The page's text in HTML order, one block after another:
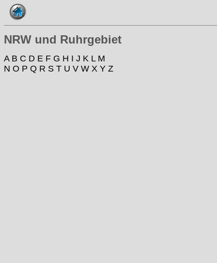
NRW und Ruhrgebiet
A B C D E F G H I J K L M
N O P Q R S T U V W X Y Z